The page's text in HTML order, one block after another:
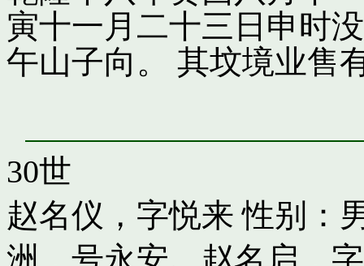
寅十一月二十三日申时
午山子向。 其坟境业售
30世
赵名仪，字悦来 性别：